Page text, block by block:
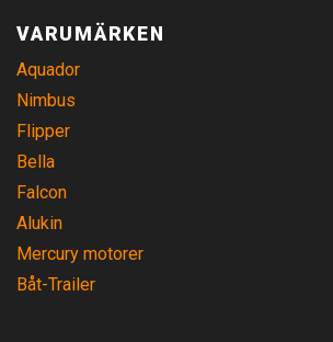
VARUMÄRKEN
Aquador
Nimbus
Flipper
Bella
Falcon
Alukin
Mercury motorer
Båt-Trailer